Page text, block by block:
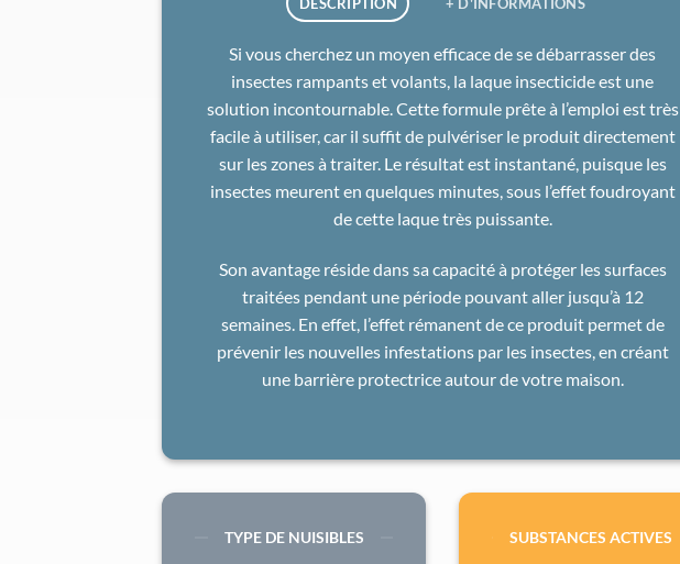
DESCRIPTION + D'INFORMATIONS
Si vous cherchez un moyen efficace de se débarrasser des
insectes rampants et volants, la laque insecticide est une
solution incontournable. Cette formule prête à l’emploi est très
facile à utiliser, car il suffit de pulvériser le produit directement
sur les zones à traiter. Le résultat est instantané, puisque les
insectes meurent en quelques minutes, sous l’effet foudroyant
de cette laque très puissante.
Son avantage réside dans sa capacité à protéger les surfaces
traitées pendant une période pouvant aller jusqu’à 12
semaines. En effet, l’effet rémanent de ce produit permet de
prévenir les nouvelles infestations par les insectes, en créant
une barrière protectrice autour de votre maison.
TYPE DE NUISIBLES SUBSTANCES ACTIVES